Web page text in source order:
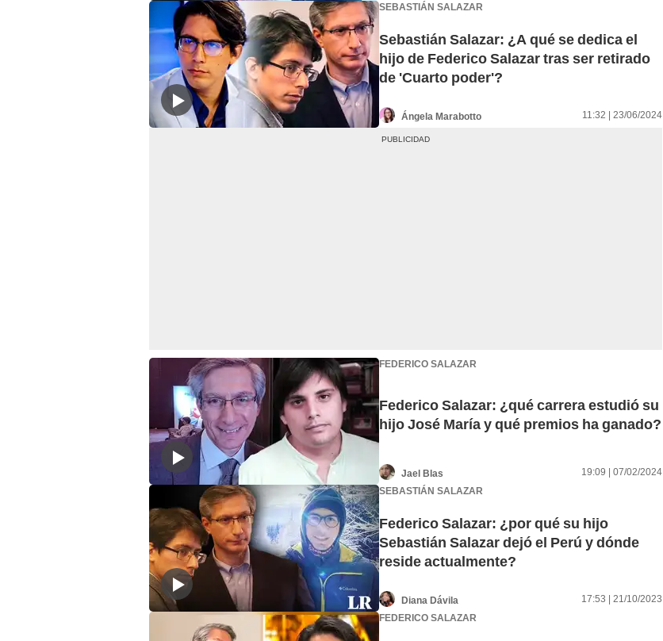
SEBASTIÁN SALAZAR
Sebastián Salazar: ¿A qué se dedica el
hijo de Federico Salazar tras ser retirado
de 'Cuarto poder'?
Ángela Marabotto 11:32 | 23/06/2024
FEDERICO SALAZAR
Federico Salazar: ¿qué carrera estudió su
hijo José María y qué premios ha ganado?
Jael Blas
19:09 | 07/02/2024
SEBASTIÁN SALAZAR
Federico Salazar: ¿por qué su hijo
Sebastián Salazar dejó el Perú y dónde
reside actualmente?
Diana Dávila
17:53 | 21/10/2023
FEDERICO SALAZAR